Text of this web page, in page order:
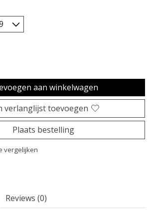
aan winkelwagen
verlanglijst toevoegen
Plaats bestelling
vergelijken
Reviews (0)